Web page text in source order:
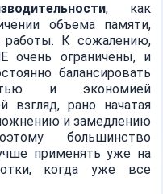
, как
объема памяти,
работы. К сожалению,
очень ограничены, и
балансировать
и экономией
рано начатая
и замедлению
большинство
применять уже на
когда уже все